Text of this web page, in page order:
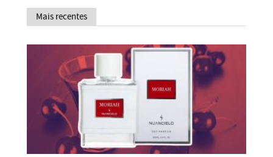
Mais recentes